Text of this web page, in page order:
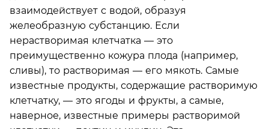
взаимодействует с водой, образуя
желеобразную субстанцию. Если
нерастворимая клетчатка — это
преимущественно кожура плода (например,
сливы), то растворимая — его мякоть. Самые
известные продукты, содержащие растворимую
клетчатку, — это ягоды и фрукты, а самые,
наверное, известные примеры растворимой